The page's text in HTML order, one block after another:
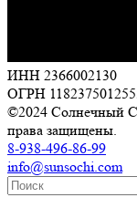
ИНН 2366002130
ОГРН
©2024 Солнечный
права защищены.
8-938-496-86-99
info@sunsochi.com